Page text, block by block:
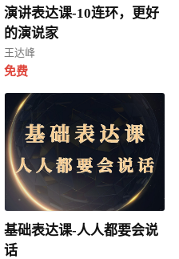
演讲表达课-10连环，更好
的演说家
王达峰
免费
基础表达课-人人都要会说
话